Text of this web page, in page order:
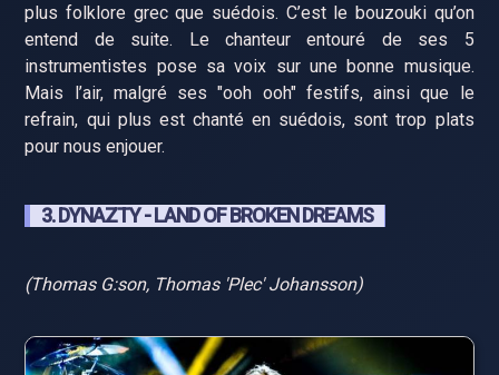
plus folklore grec que suédois. C’est le bouzouki qu’on
entend de suite. Le chanteur entouré de ses 5
instrumentistes pose sa voix sur une bonne musique.
Mais l’air, malgré ses "ooh ooh" festifs, ainsi que le
refrain, qui plus est chanté en suédois, sont trop plats
pour nous enjouer.
3. DYNAZTY - LAND OF BROKEN DREAMS
(Thomas G:son, Thomas 'Plec' Johansson)